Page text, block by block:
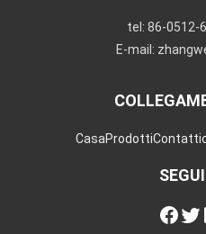
tel: 86-0512-
E-mail:
CasaProdotti